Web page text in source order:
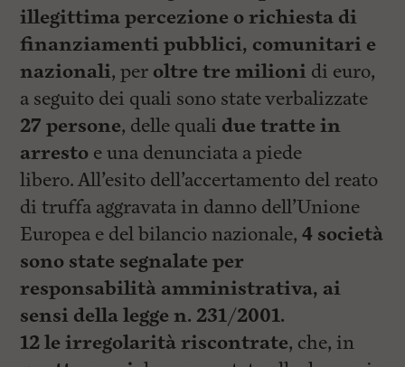
illegittima percezione o richiesta di
finanziamenti pubblici, comunitari e
nazionali, per oltre tre milioni di euro,
a seguito dei quali sono state verbalizzate
27 persone, delle quali due tratte in
arresto e una denunciata a piede
libero. All’esito dell’accertamento del reato
di truffa aggravata in danno dell’Unione
Europea e del bilancio nazionale,4 società
sono state segnalate per
responsabilità amministrativa, ai
sensi della legge n. 231/2001.
12 le irregolarità riscontrate, che, in